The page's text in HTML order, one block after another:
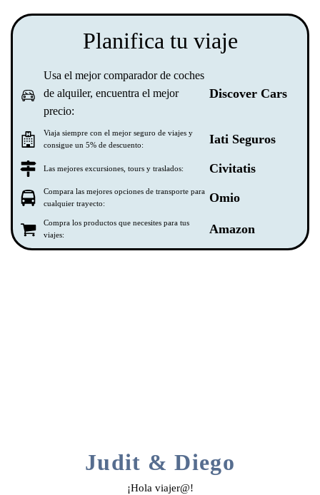
Planifica tu viaje
Usa el mejor comparador de coches
de alquiler, encuentra el mejor
precio:
Discover Cars
Viaja siempre con el mejor seguro de viajes y
consigue un 5% de descuento:
Iati Seguros
Las mejores excursiones, tours y traslados: Civitatis
Compara las mejores opciones de transporte para
cualquier trayecto:
Omio
Compra los productos que necesites para tus
viajes:
Amazon
Judit & Diego
¡Hola viajer@!